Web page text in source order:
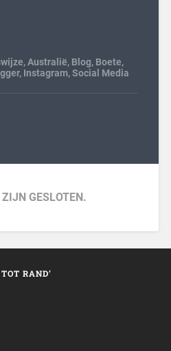
,Australië, Blog, Boete,
, Instagram,Social Media
GESLOTEN.
RAND’